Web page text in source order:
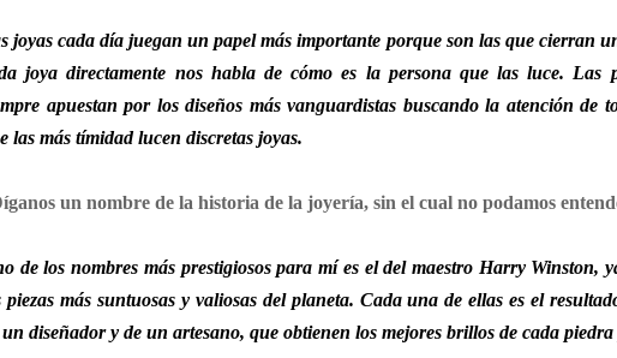
joyas cada día juegan un papel más importante porque son las que cierran
joya directamente nos habla de cómo es la persona que las luce. Las
apuestan por los diseños más vanguardistas buscando la atención de
las más tímidad lucen discretas joyas.
un nombre de la historia de la joyería, sin el cual no podamos
de los nombres más prestigiosos para mí es el del maestro Harry Winston,
piezas más suntuosas y valiosas del planeta. Cada una de ellas es el
un diseñador y de un artesano, que obtienen los mejores brillos de cada piedra